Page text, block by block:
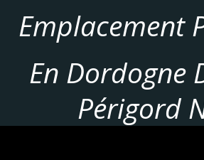
Emplacement
En Dordogne
Périgord